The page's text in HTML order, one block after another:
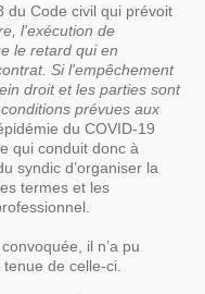
du Code civil qui prévoit
l'exécution de
le retard qui en
Si l'empêchement
droit et les parties sont
prévues aux
du COVID-19
qui conduit donc à
syndic d’organiser la
termes et les
il n’a pu
de celle-ci.